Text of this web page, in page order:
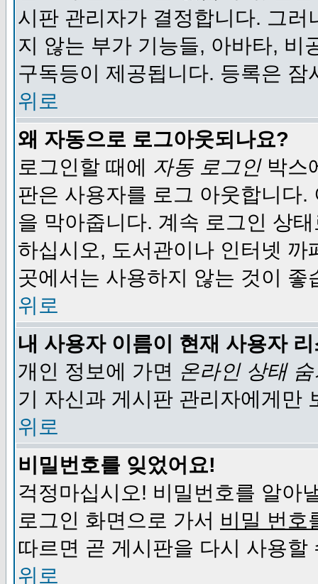
시판 관리자가 결정합니다. 그
지 않는 부가 기능들, 아바타, 비
구독등이 제공됩니다. 등록은
위로
왜 자동으로 로그아웃되나요?
로그인할 때에 자동 로그인박스
판은 사용자를 로그 아웃합니다
을 막아줍니다. 계속 로그인 상
하십시오, 도서관이나 인터넷
곳에서는 사용하지 않는 것이 좋
위로
내 사용자 이름이 현재 사용자
개인 정보에 가면 온라인 상태
기 자신과 게시판 관리자에게만
위로
비밀번호를 잊었어요!
걱정마십시오! 비밀번호를 알아
로그인 화면으로 가서 비밀 번호
따르면 곧 게시판을 다시 사용할
위로